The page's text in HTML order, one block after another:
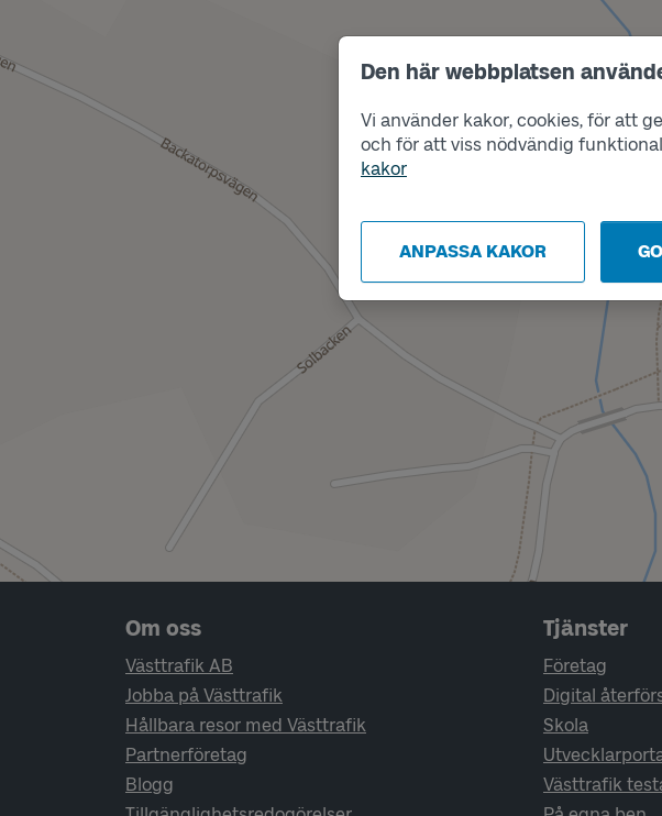
Den här webbplatsen
Vi använder kakor, cookies, för att
och för att viss nödvändig
kakor
ANPASSA KAKOR
Sidfotsnavigering
Om oss
Västtrafik AB
Jobba på Västtrafik
Hållbara resor med Västtrafik
Partnerföretag
Blogg
Tjänster
Företag
Digital
Skola
Västtrafik